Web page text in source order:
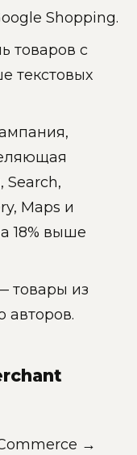
Shopping.
товаров с
текстовых
Maps и
18% выше
товары из
авторов.
→